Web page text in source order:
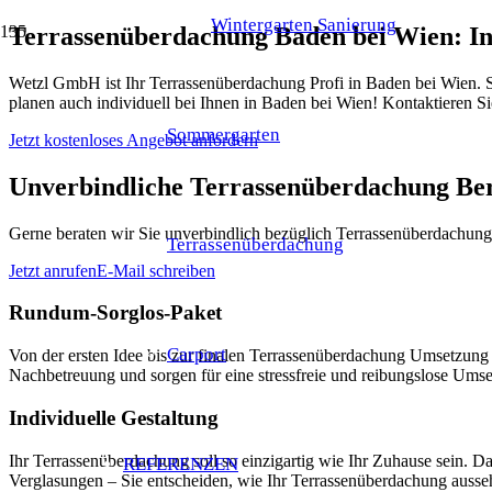
Wintergarten Sanierung
Sommergarten
Terrassenüberdachung
Carport
REFERENZEN
Terrassenüberdachung Baden bei Wien:
Wetzl GmbH ist Ihr Terrassenüberdachung Profi in Baden bei
planen auch individuell bei Ihnen in Baden bei Wien! Kontaktieren
Jetzt kostenloses Angebot anfordern
Unverbindliche Terrassenüberdachung
Gerne beraten wir Sie unverbindlich bezüglich
Jetzt anrufenE-Mail schreiben
Rundum-Sorglos-Paket
Von der ersten Idee bis zur finalen Terrassenüberdachung
Nachbetreuung und sorgen für eine stressfreie und reibungslose
Individuelle Gestaltung
Ihr Terrassenüberdachung soll so einzigartig wie Ihr Zuhause sein.
Verglasungen – Sie entscheiden, wie Ihr Terrassenüberdachung